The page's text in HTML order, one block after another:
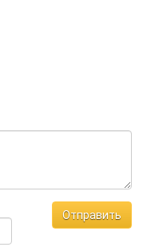
Отправить